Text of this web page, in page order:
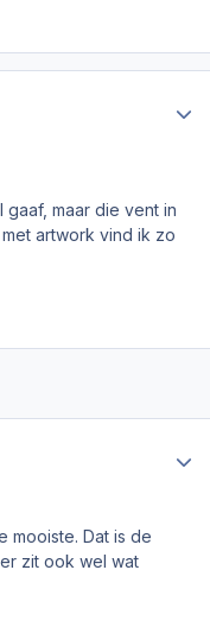
maar die vent in
artwork vind ik zo
mooiste. Dat is de
zit ook wel wat